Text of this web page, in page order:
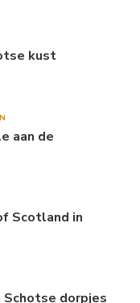
kust
aan de
Scotland in
Schotse dorpjes